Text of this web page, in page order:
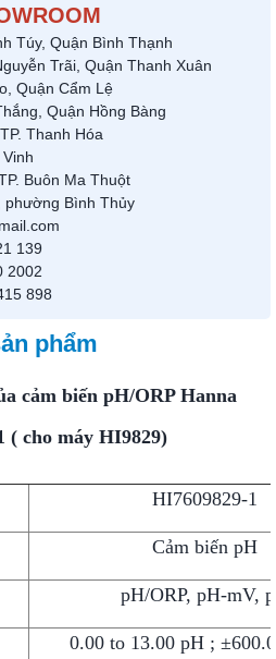
Túy, Quận Bình Thạnh
Trãi, Quận Thanh Xuân
Quận Cẩm Lệ
Quận Hồng Bàng
Thanh Hóa
Buôn Ma Thuột
phường Bình Thủy
139
2002
898
phẩm
cảm biến pH/ORP Hanna
( cho máy HI9829)
HI7609829-1
Cảm biến pH
pH/ORP, pH-mV,
0.00 to 13.00 pH ;